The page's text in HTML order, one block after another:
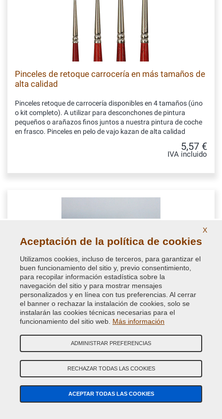
Pinceles de retoque carrocería en más tamaños de
alta calidad
Pinceles retoque de carrocería disponibles en 4 tamaños (úno
o kit completo). A utilizar para desconchones de pintura
pequeños o arañazos finos juntos a nuestra pintura de coche
en frasco. Pinceles en pelo de vajo kazan de alta calidad
5,57 €
IVA incluido
Papel de enmascaramiento con cinta adhesiva
0,18x20 m
Papel revestido de polietileno con cinta adhesiva, 18 cm x 20
metros. Ideal para enmascarar partes a pintar con una sola
4,48 €
IVA incluido
X
Aceptación de la política de cookies
Utilizamos cookies, incluso de terceros, para garantizar el
buen funcionamiento del sitio y, previo consentimiento,
para recopilar información estadística sobre la
navegación del sitio y para mostrar mensajes
personalizados y en línea con tus preferencias. Al cerrar
el banner o rechazar la instalación de cookies, solo se
instalarán las cookies técnicas necesarias para el
funcionamiento del sitio web. Más información
ADMINISTRAR PREFERENCIAS
RECHAZAR TODAS LAS COOKIES
ACEPTAR TODAS LAS COOKIES